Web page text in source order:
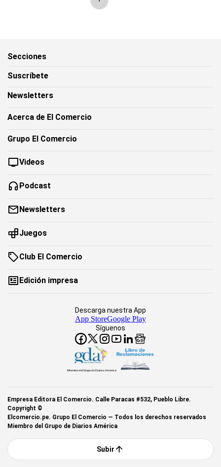
Secciones
Suscríbete
Newsletters
Acerca de El Comercio
Grupo El Comercio
Videos
Podcast
Newsletters
Juegos
Club El Comercio
Edición impresa
Síguenos
Descarga nuestra App
App StoreGoogle Play
Miembro del Grupo de Diarios América
Empresa Editora El Comercio. Calle Paracas #532, Pueblo Libre.
Copyright ©
Elcomercio.pe. Grupo El Comercio — Todos los derechos reservados
Miembro del Grupo de Diarios América
Subir